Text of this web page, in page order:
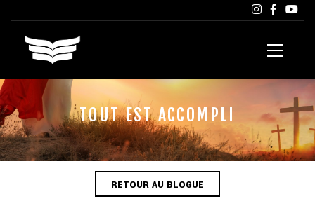
TOUT EST ACCOMPLI
RETOUR AU BLOGUE